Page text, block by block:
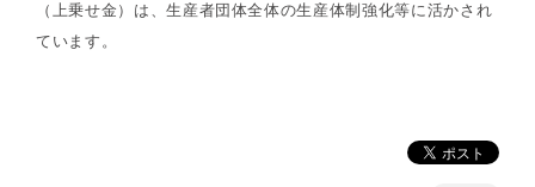
（上乗せ金）は、生産者団体全体の生産体制強化等に活かされ
ています。